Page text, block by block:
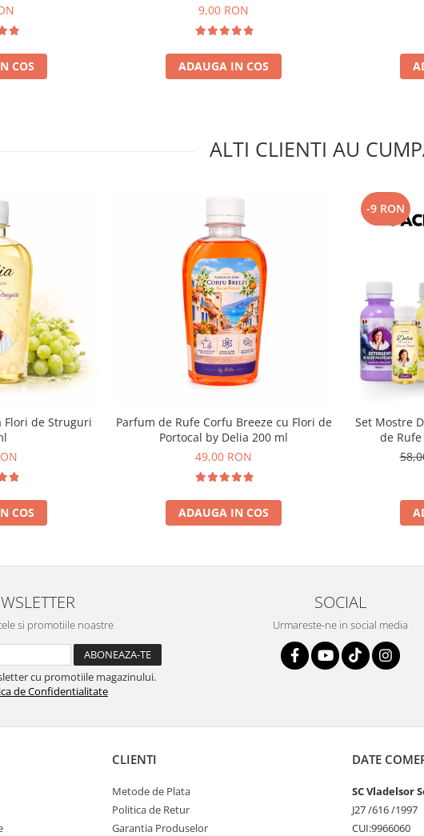
COS
9,00 RON
ADAUGA IN COS
ALTI CLIENTI AU
Flori de Struguri
COS
Parfum de Rufe Corfu Breeze cu Flori de
Portocal by Delia 200 ml
49,00 RON
ADAUGA IN COS
-9 RON
Set Mostre
de
si promotiile noastre
cu promotiile magazinului.
de Confidentialitate
SOCIAL
Urmareste-ne in social media
CLIENTI
Metode de Plata
Politica de Retur
Garantia Produselor
DATE
SC Vladelsor
J27 /616 /1997
CUI:9966060